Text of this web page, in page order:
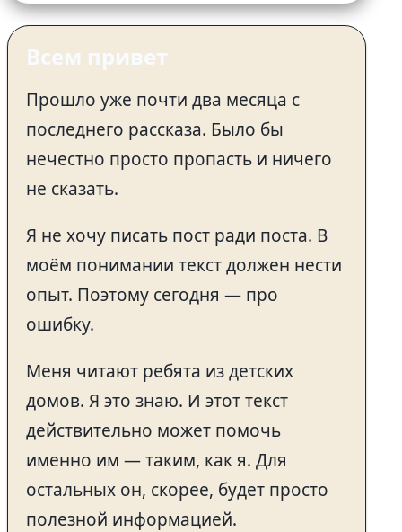
Всем привет
Прошло уже почти два месяца с
последнего рассказа. Было бы
нечестно просто пропасть и ничего
не сказать.
Я не хочу писать пост ради поста. В
моём понимании текст должен нести
опыт. Поэтому сегодня — про
ошибку.
Меня читают ребята из детских
домов. Я это знаю. И этот текст
действительно может помочь
именно им — таким, как я. Для
остальных он, скорее, будет просто
полезной информацией.